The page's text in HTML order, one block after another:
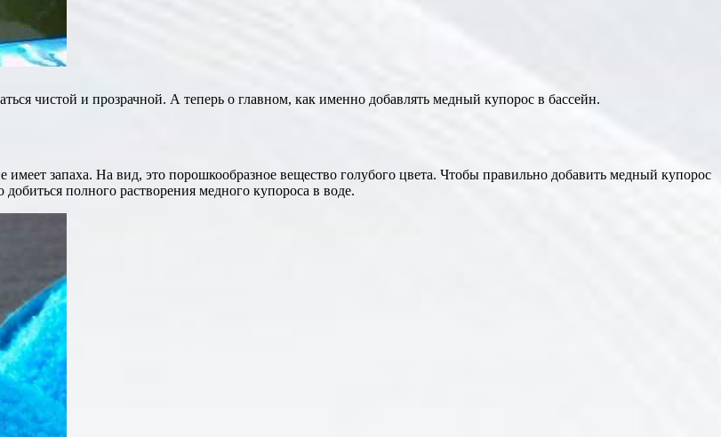
чистой и прозрачной. А теперь о главном, как именно добавлять медный купорос в бассейн.
запаха. На вид, это порошкообразное вещество голубого цвета. Чтобы правильно добавить медный купорос
полного растворения медного купороса в воде.